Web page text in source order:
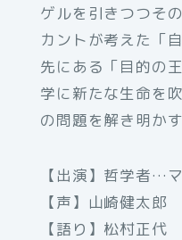
ゲルを引きつつそ
カントが考えた「
先にある「目的の
学に新たな生命を
の問題を解き明かす
【出演】哲学者…
【声】山崎健太郎
【語り】松村正代